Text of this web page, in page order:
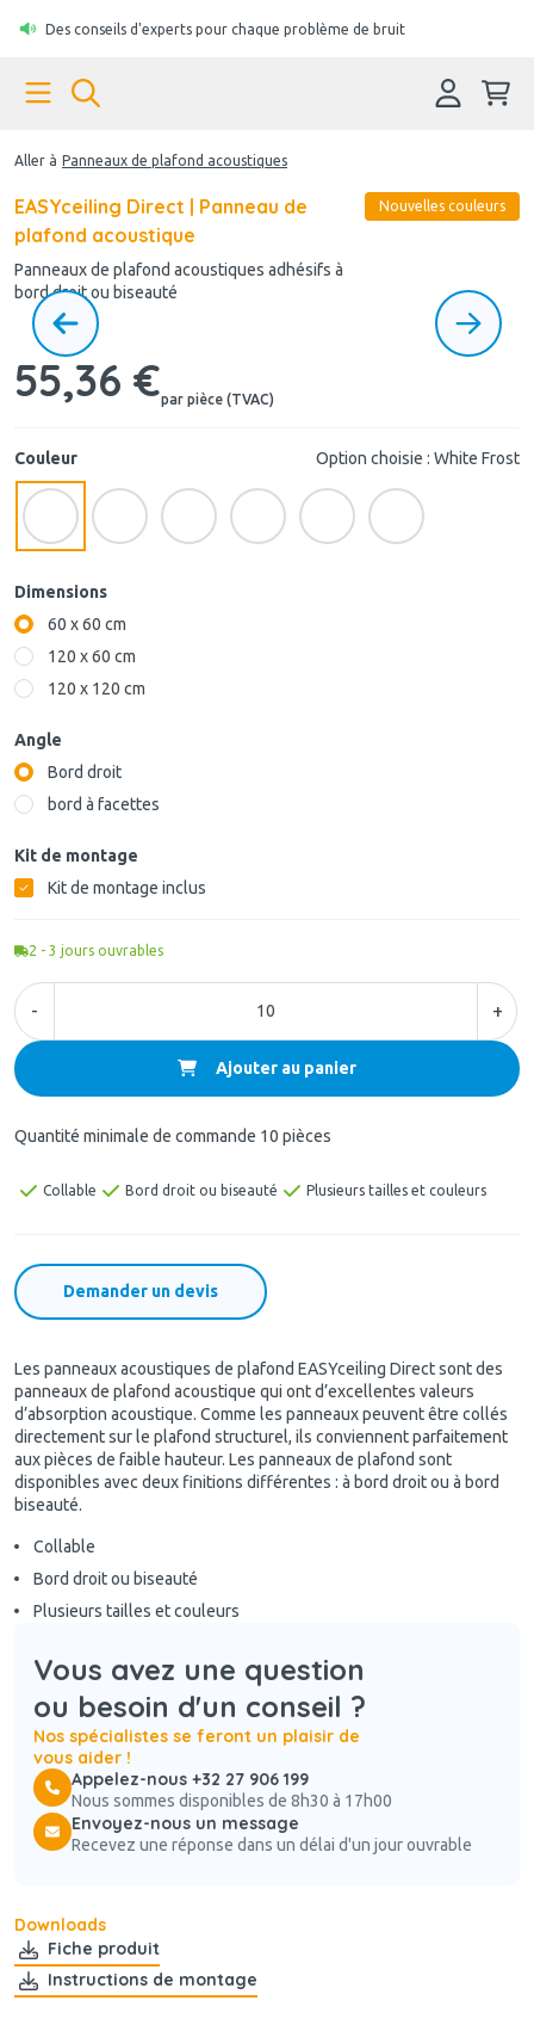
Des conseils d'experts pour chaque problème de bruit
Aller à Panneaux de plafond acoustiques
EASYceiling Direct | Panneau de
plafond acoustique
Panneaux de plafond acoustiques adhésifs à
bord droit ou biseauté
Nouvelles couleurs
55,36 €par pièce (TVAC)
Couleur Option choisie : White Frost
Dimensions
60 x 60 cm
120 x 60 cm
120 x 120 cm
Angle
Bord droit
bord à facettes
Kit de montage
Kit de montage inclus
2 - 3 jours ouvrables
- +
Ajouter au panier
Quantité minimale de commande 10 pièces
Collable Bord droit ou biseauté Plusieurs tailles et couleurs
Demander un devis
Les panneaux acoustiques de plafond EASYceiling Direct sont des
panneaux de plafond acoustique qui ont d’excellentes valeurs
d’absorption acoustique. Comme les panneaux peuvent être collés
directement sur le plafond structurel, ils conviennent parfaitement
aux pièces de faible hauteur. Les panneaux de plafond sont
disponibles avec deux finitions différentes : à bord droit ou à bord
biseauté.
Collable
Bord droit ou biseauté
Plusieurs tailles et couleurs
Vous avez une question
ou besoin d'un conseil ?
Nos spécialistes se feront un plaisir de
vous aider !
Appelez-nous +32 27 906 199
Nous sommes disponibles de 8h30 à 17h00
Envoyez-nous un message
Recevez une réponse dans un délai d'un jour ouvrable
Downloads
Fiche produit
Instructions de montage